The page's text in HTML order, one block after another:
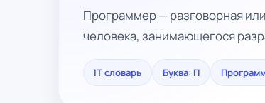
Программер — разговорная
человека, занимающегося
IT словарь Буква: П